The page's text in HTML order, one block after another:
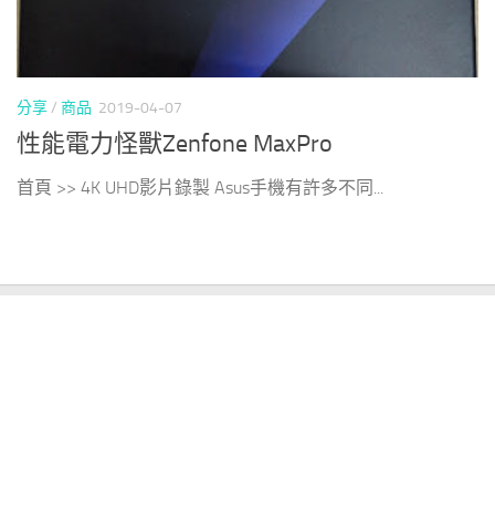
分享/ 商品 2019-04-07
性能電力怪獸Zenfone MaxPro
首頁 >> 4K UHD影片錄製 Asus手機有許多不同...